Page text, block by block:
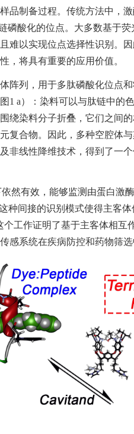
品制备过程。传统方法中，
磷酸化的位点。大多数基于
难以实现位点选择性识别。
，将具有重要的应用价值。
阵列，用于多肽磷酸化位点
1 a）：染料可以与肽链中的
绕染料分子折叠，它们之间
复合物。因此，多种空腔体
非线性降维技术，得到了一
然有效，能够监测由蛋白激酶
种间接的识别模式使得主客
工作证明了基于主客体相互
系统在疾病防控和药物筛选